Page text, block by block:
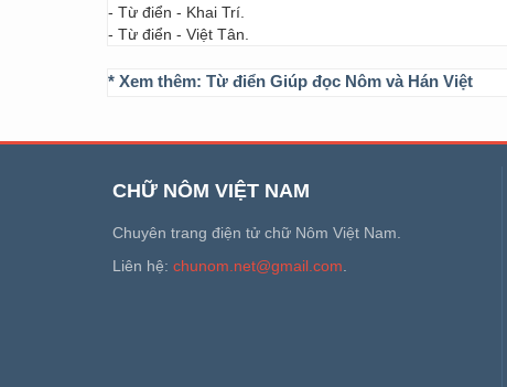
- Từ điển - Khai Trí.
- Từ điển - Việt Tân.
* Xem thêm: Từ điển Giúp đọc Nôm và Hán Việt
CHỮ NÔM VIỆT NAM
Chuyên trang điện tử chữ Nôm Việt Nam.
Liên hệ: chunom.net@gmail.com